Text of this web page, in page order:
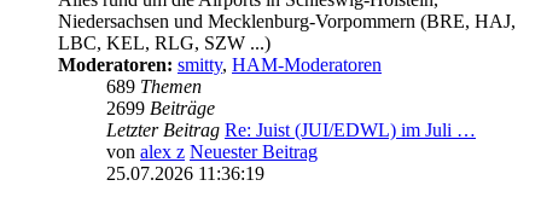
Niedersachsen und Mecklenburg-Vorpommern (BRE, HAJ,
LBC, KEL, RLG, SZW ...)
Moderatoren: smitty, HAM-Moderatoren
689 Themen
2699 Beiträge
Letzter Beitrag Re: Juist (JUI/EDWL) im Juli …
von alex z Neuester Beitrag
25.07.2026 11:36:19